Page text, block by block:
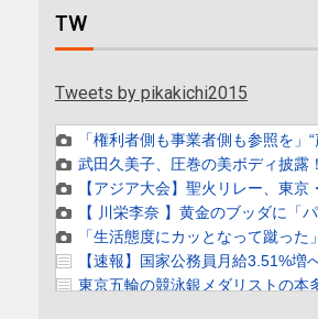
TW
Tweets by pikakichi2015